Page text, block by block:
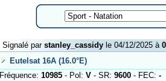
Signalé par stanley_cassidyle 04/12/2025 à
Eutelsat 16A (16.0°E)
Fréquence: 10985- Pol: V- SR: 9600- FEC: -